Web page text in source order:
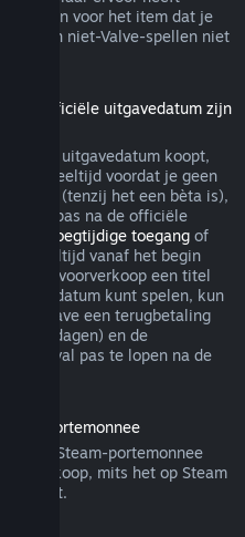
bieden voor het item dat je
spel in niet-Valve-spellen niet
de officiële uitgavedatum zijn
uitgavedatum koopt,
uur speeltijd voordat je geen
wel (tenzij het een bèta is),
begint pas na de officiële
Vroegtijdige toegangof
speeltijd vanaf het begin
in de voorverkoop een titel
kunt spelen, kun
de uitgave een terugbetaling
(14 dagen) en de
dat geval pas te lopen na de
portemonnee
in je Steam-portemonnee
na aankoop, mits het op Steam
gebruikt.